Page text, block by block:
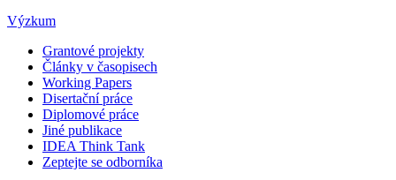
Výzkum
Grantové projekty
Články v časopisech
Working Papers
Disertační práce
Diplomové práce
Jiné publikace
IDEA Think Tank
Zeptejte se odborníka